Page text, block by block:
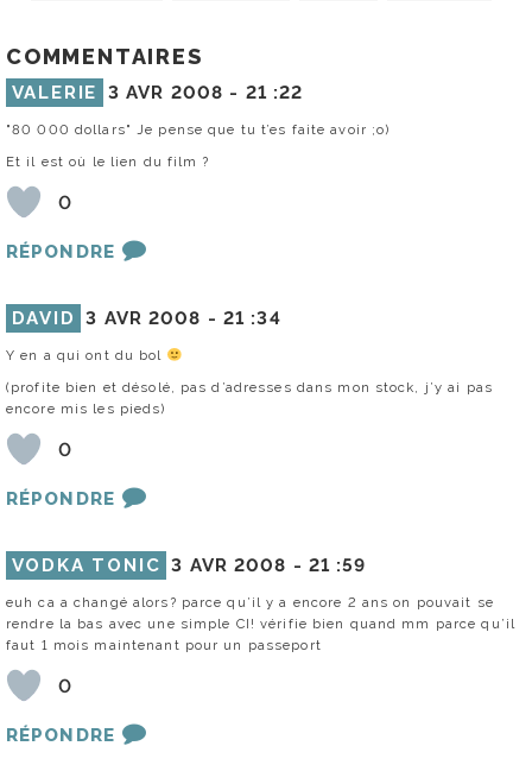
COMMENTAIRES
VALERIE 3 AVR 2008 - 21 :22
"80 000 dollars" Je pense que tu t’es faite avoir ;o)
Et il est où le lien du film ?
0
RÉPONDRE
DAVID 3 AVR 2008 - 21 :34
Y en a qui ont du bol
(profite bien et désolé, pas d’adresses dans mon stock, j’y ai pas
encore mis les pieds)
0
RÉPONDRE
VODKA TONIC 3 AVR 2008 - 21 :59
euh ca a changé alors? parce qu’il y a encore 2 ans on pouvait se
rendre la bas avec une simple CI! vérifie bien quand mm parce qu’il
faut 1 mois maintenant pour un passeport
0
RÉPONDRE